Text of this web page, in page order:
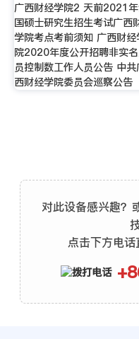
广西财经学院2 天前2021
国硕士研究生招生考试广西
学院考点考前须知 广西财经
院2020年度公开招聘非实
员控制数工作人员公告 中共
西财经学院委员会巡察公告
对此设备感兴趣？
点击下方电话